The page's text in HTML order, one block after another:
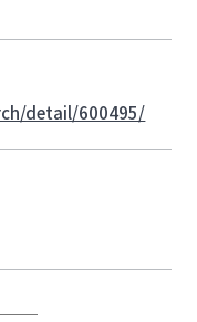
detail/600495/